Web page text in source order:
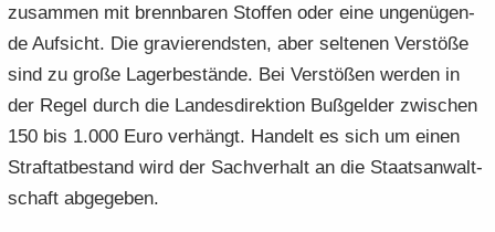
zu­sam­men mit brenn­ba­ren Stof­fen oder eine un­ge­nü­gen­
de Auf­sicht. Die gra­vie­rends­ten, aber sel­te­nen Ver­stö­ße
sind zu große La­ger­be­stän­de. Bei Ver­stö­ßen wer­den in
der Regel durch die Lan­des­di­rek­ti­on Buß­gel­der zwi­schen
150 bis 1.000 Euro ver­hängt. Han­delt es sich um einen
Straf­tat­be­stand wird der Sach­ver­halt an die Staats­an­walt­
schaft ab­ge­ge­ben.